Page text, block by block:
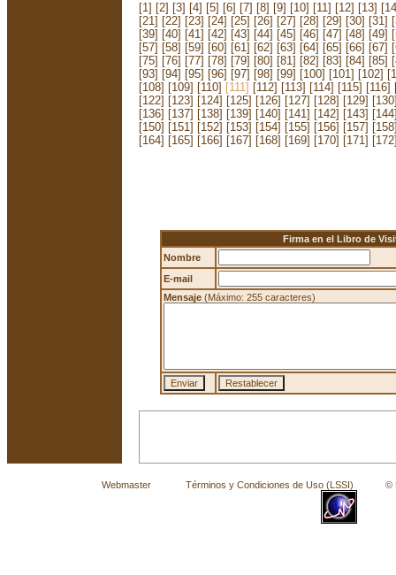
[1] [2] [3] [4] [5] [6] [7] [8] [9] [10] [11] [12] [13]
[21] [22] [23] [24] [25] [26] [27] [28] [29] [30] [31]
[39] [40] [41] [42] [43] [44] [45] [46] [47] [48] [49]
[57] [58] [59] [60] [61] [62] [63] [64] [65] [66] [67]
[75] [76] [77] [78] [79] [80] [81] [82] [83] [84] [85]
[93] [94] [95] [96] [97] [98] [99] [100] [101] [102]
[108] [109] [110] [111] [112] [113] [114] [115] [116]
[122] [123] [124] [125] [126] [127] [128] [129]
[136] [137] [138] [139] [140] [141] [142] [143]
[150] [151] [152] [153] [154] [155] [156] [157]
[164] [165] [166] [167] [168] [169] [170] [171]
Firma en el Libro de
Nombre
E-mail
Mensaje (Máximo: 255 caracteres)
Webmaster Términos y Condiciones de Uso (LSSI) © La